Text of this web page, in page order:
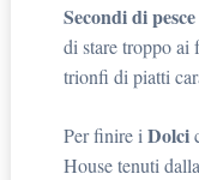
Secondi di pesce
di stare troppo ai
trionfi di piatti
Per finire i Dolci
House tenuti